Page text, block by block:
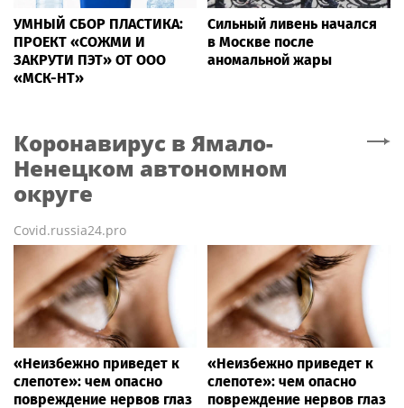
УМНЫЙ СБОР ПЛАСТИКА:
ПРОЕКТ «СОЖМИ И
ЗАКРУТИ ПЭТ» ОТ ООО
«МСК-НТ»
Сильный ливень начался
в Москве после
аномальной жары
Коронавирус в Ямало-
Ненецком автономном
округе
Covid.russia24.pro
«Неизбежно приведет к
слепоте»: чем опасно
повреждение нервов глаз
«Неизбежно приведет к
слепоте»: чем опасно
повреждение нервов глаз